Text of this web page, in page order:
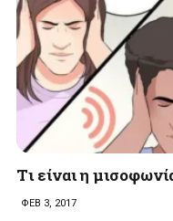
Tι είναι η
ΦΕΒ 3, 2017